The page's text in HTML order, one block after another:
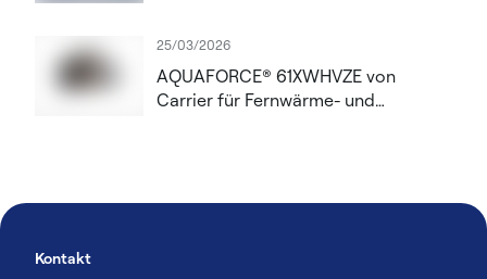
Rechenzentrumslösungen
25/03/2026
AQUAFORCE® 61XWHVZE von
Carrier für Fernwärme- und
Kontakt